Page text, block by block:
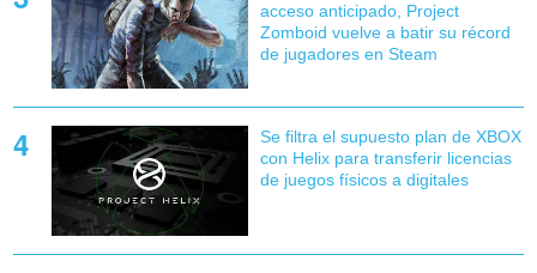
acceso anticipado, Project
Zomboid vuelve a batir su récord
de jugadores en Steam
Se filtra el supuesto plan de XBOX
con Helix para transferir licencias
de juegos físicos a digitales